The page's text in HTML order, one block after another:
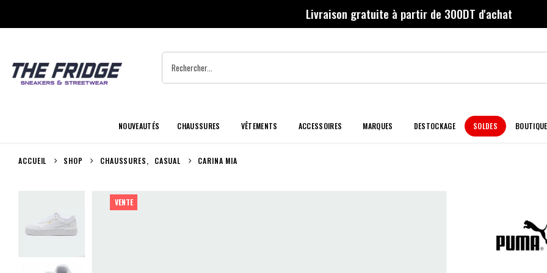
Livraison gratuite à partir de 300DT d'achat
NOUVEAUTÉS CHAUSSURES VÊTEMENTS ACCESSOIRES MARQUES DESTOCKAGE SOLDES
ACCUEIL SHOP CHAUSSURES, CASUAL CARINA MIA
VENTE